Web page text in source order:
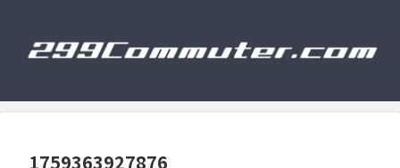
1759363927876